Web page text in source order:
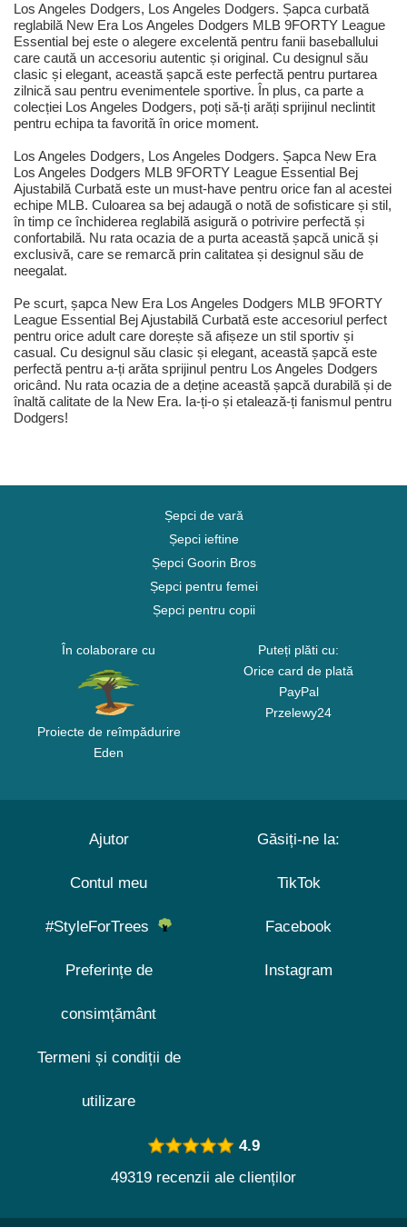
Los Angeles Dodgers, Los Angeles Dodgers. Șapca curbată
reglabilă New Era Los Angeles Dodgers MLB 9FORTY League
Essential bej este o alegere excelentă pentru fanii baseballului
care caută un accesoriu autentic și original. Cu designul său
clasic și elegant, această șapcă este perfectă pentru purtarea
zilnică sau pentru evenimentele sportive. În plus, ca parte a
colecției Los Angeles Dodgers, poți să-ți arăți sprijinul neclintit
pentru echipa ta favorită în orice moment.
Los Angeles Dodgers, Los Angeles Dodgers. Șapca New Era
Los Angeles Dodgers MLB 9FORTY League Essential Bej
Ajustabilă Curbată este un must-have pentru orice fan al acestei
echipe MLB. Culoarea sa bej adaugă o notă de sofisticare și stil,
în timp ce închiderea reglabilă asigură o potrivire perfectă și
confortabilă. Nu rata ocazia de a purta această șapcă unică și
exclusivă, care se remarcă prin calitatea și designul său de
neegalat.
Pe scurt, șapca New Era Los Angeles Dodgers MLB 9FORTY
League Essential Bej Ajustabilă Curbată este accesoriul perfect
pentru orice adult care dorește să afișeze un stil sportiv și
casual. Cu designul său clasic și elegant, această șapcă este
perfectă pentru a-ți arăta sprijinul pentru Los Angeles Dodgers
oricând. Nu rata ocazia de a deține această șapcă durabilă și de
înaltă calitate de la New Era. Ia-ți-o și etalează-ți fanismul pentru
Dodgers!
Șepci de vară
Șepci ieftine
Șepci Goorin Bros
Șepci pentru femei
Șepci pentru copii
În colaborare cu
Proiecte de reîmpădurire
Eden
Puteți plăti cu:
Orice card de plată
PayPal
Przelewy24
Ajutor
Contul meu
#StyleForTrees
Preferințe de
consimțământ
Termeni și condiții de
utilizare
Găsiți-ne la:
TikTok
Facebook
Instagram
4.9
49319 recenzii ale clienților